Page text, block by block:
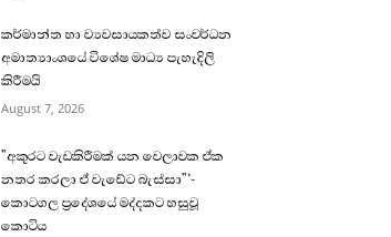
කර්මාන්ත හා ව්‍යවසායකත්ව සංවර්ධන
අමාත්‍යාංශයේ විශේෂ මාධ්‍ය පැහැදිලි
කිරීමයි
August 7, 2026
”අකුරට වැඩකිරීමක් යන වෙලාවක ඒක
නතර කරලා ඒ වැඩේට බැස්සා”‘-
කොටගල ප්‍රදේශයේ මද්දකට හසුවූ
කොටිය